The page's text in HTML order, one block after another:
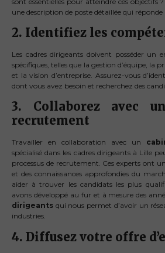
une description de poste détaillée qui réponde
2. Identifiez les
Les cadres dirigeants doivent posséder un
spécifiques, telles que la gestion d’équipe, la
et la vision d’entreprise. Assurez-vous
dont vous avez besoin et recherchez des
3. Collaborez avec
recrutement
Travailler en collaboration avec un
spécialisé dans les cadres dirigeants à Lille
processus de recrutement. Ces experts ont
et des connaissances approfondies du
aider à trouver les candidats les plus
avons développé au fur et à mesure des
dirigeants qui nous permet d’avoir un
industries.
4. Diffusez votre offre